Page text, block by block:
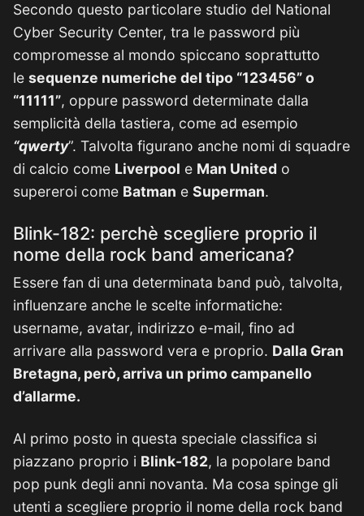
Secondo questo particolare studio del National
Cyber Security Center, tra le password più
compromesse al mondo spiccano soprattutto
le sequenze numeriche del tipo “123456” o
“11111”, oppure password determinate dalla
semplicità della tastiera, come ad esempio
“qwerty”. Talvolta figurano anche nomi di squadre
di calcio come Liverpool e Man United o
supereroi come Batman e Superman.
Blink-182: perchè scegliere proprio il
nome della rock band americana?
Essere fan di una determinata band può, talvolta,
influenzare anche le scelte informatiche:
username, avatar, indirizzo e-mail, fino ad
arrivare alla password vera e proprio. Dalla Gran
Bretagna, però, arriva un primo campanello
d’allarme.
Al primo posto in questa speciale classifica si
piazzano proprio i Blink-182, la popolare band
pop punk degli anni novanta. Ma cosa spinge gli
utenti a scegliere proprio il nome della rock band